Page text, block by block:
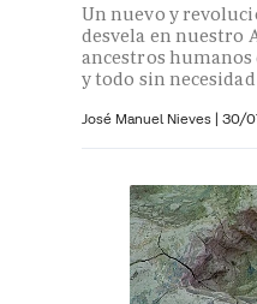
Un nuevo y
desvela en nuestro
ancestros humanos
y todo sin
José Manuel Nieves | 30/